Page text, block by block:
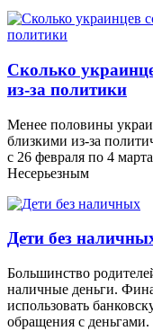
Сколько
из-за политики
Менее половины
близкими из-за
с 26 февраля по 4
Несерьезным
Дети без
Большинство
наличные деньги.
использовать
обращения с